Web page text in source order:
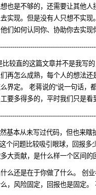
也是不够的，还需要让其他
实现。但是没有人只想不实
们如何认同你、协助你去实
较直的这篇文章并不是我写
再怎么成熟，每个人的想法
界定。 老蒋说的“说一句话，
要多得多的，平时我们只是
基本从未写过代码，但也来
个问题比较吸引眼球，回报
大贡献，是什么样一个区间的
么还是在于你做了什么。 创
，风险固定，回报也是固定。